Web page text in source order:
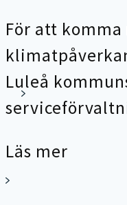
För att
Luleå
Läs mer